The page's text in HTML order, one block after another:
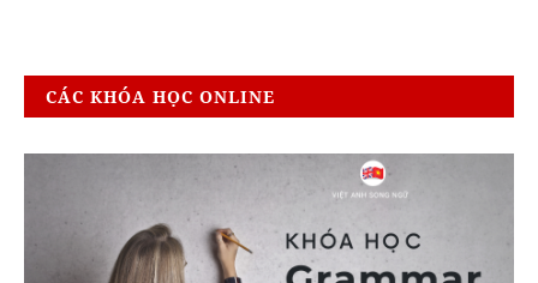
CÁC KHÓA HỌC ONLINE